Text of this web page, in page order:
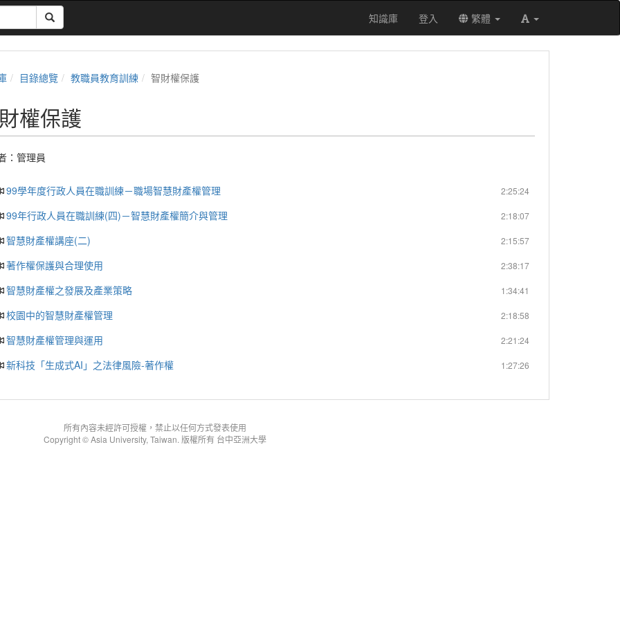
知識庫 登入 繁體
目錄總覽 教職員教育訓練 智財權保護
權保護
： 管理員
2:25:24
99學年度行政人員在職訓練－職場智慧財產權管理
2:18:07
99年行政人員在職訓練(四)－智慧財產權簡介與管理
2:15:57
智慧財產權講座(二)
2:38:17
著作權保護與合理使用
1:34:41
智慧財產權之發展及產業策略
2:18:58
校園中的智慧財產權管理
2:21:24
智慧財產權管理與運用
1:27:26
新科技「生成式AI」之法律風險-著作權
所有內容未經許可授權，禁止以任何方式發表使用
Copyright © Asia University, Taiwan. 版權所有 台中亞洲大學